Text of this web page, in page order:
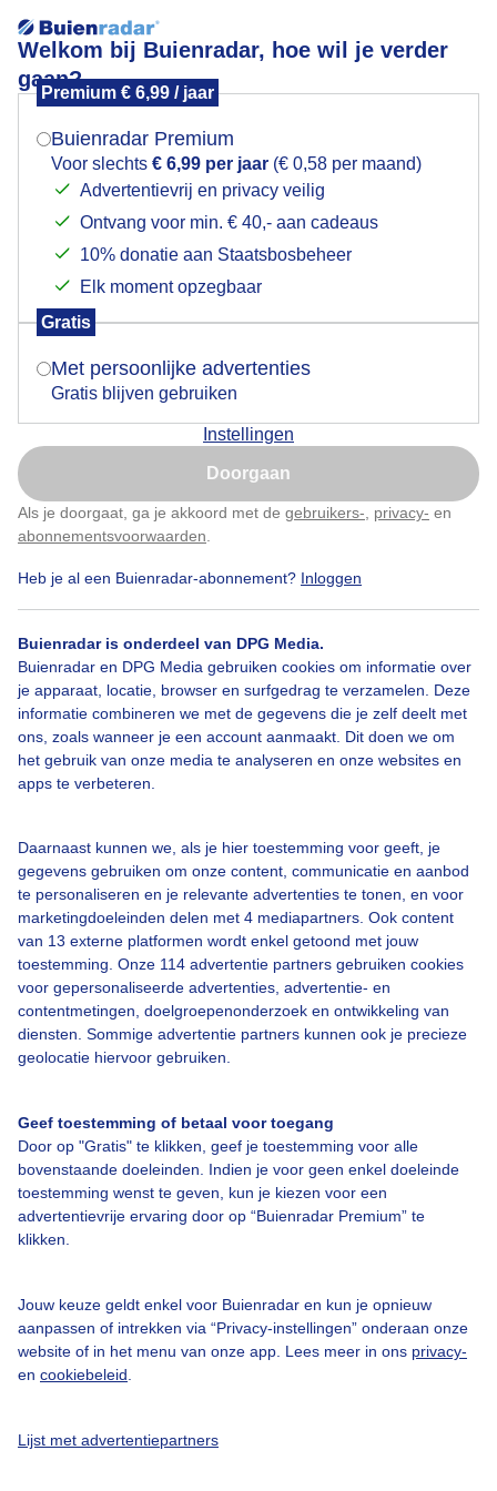
Welkom bij Buienradar, hoe wil je verder
gaan?
Premium € 6,99 / jaar
Buienradar Premium
Voor slechts € 6,99 per jaar (€ 0,58 per maand)
Advertentievrij en privacy veilig
Ontvang voor min. € 40,- aan cadeaus
10% donatie aan Staatsbosbeheer
Elk moment opzegbaar
Gratis
Met persoonlijke advertenties
Gratis blijven gebruiken
Instellingen
Doorgaan
Als je doorgaat, ga je akkoord met de gebruikers- privacy- en
abonnementsvoorwaarden
Heb je al een Buienradar-abonnement? Inloggen
Buienradar is onderdeel van DPG Media.
Buienradar en DPG Media gebruiken cookies om informatie over
je apparaat, locatie, browser en surfgedrag te verzamelen. Deze
informatie combineren we met de gegevens die je zelf deelt met
ons, zoals wanneer je een account aanmaakt. Dit doen we om
het gebruik van onze media te analyseren en onze websites en
apps te verbeteren.
Daarnaast kunnen we, als je hier toestemming voor geeft, je
gegevens gebruiken om onze content, communicatie en aanbod
te personaliseren en je relevante advertenties te tonen, en voor
marketingdoeleinden delen met 4 mediapartners. Ook content
van 13 externe platformen wordt enkel getoond met jouw
toestemming. Onze 114 advertentie partners gebruiken cookies
voor gepersonaliseerde advertenties, advertentie- en
contentmetingen, doelgroepenonderzoek en ontwikkeling van
diensten. Sommige advertentie partners kunnen ook je precieze
geolocatie hiervoor gebruiken.
Geef toestemming of betaal voor toegang
Door op "Gratis" te klikken, geef je toestemming voor alle
bovenstaande doeleinden. Indien je voor geen enkel doeleinde
toestemming wenst te geven, kun je kiezen voor een
advertentievrije ervaring door op “Buienradar Premium” te
klikken.
Jouw keuze geldt enkel voor Buienradar en kun je opnieuw
aanpassen of intrekken via “Privacy-instellingen” onderaan onze
website of in het menu van onze app. Lees meer in ons privacy-
en cookiebeleid
Lijst met advertentiepartners
Oudkarspel, Diepsmeerpark.
Door: Annemiek Vegter Gemaakt: 05-06-2026, 62x bekeken
Een moment geduld aub...
Over Buienradar
Bedrijfsgegevens
Veelgestelde vragen
Contact
Toegankelijkheid
Adverteren
Buienradar Team
Privacy beleid
Cookie beleid
Gratis weerdata
Buienradar
Mogen we je locatie gebruiken voor het
Indien je hier nog geen akkoord op hebt gegeven,
verschijnt er zo een pop-up uit je browser waarin
Is goed, toon de popup
Nu niet, misschien later
Klik hierom dit aan te passen